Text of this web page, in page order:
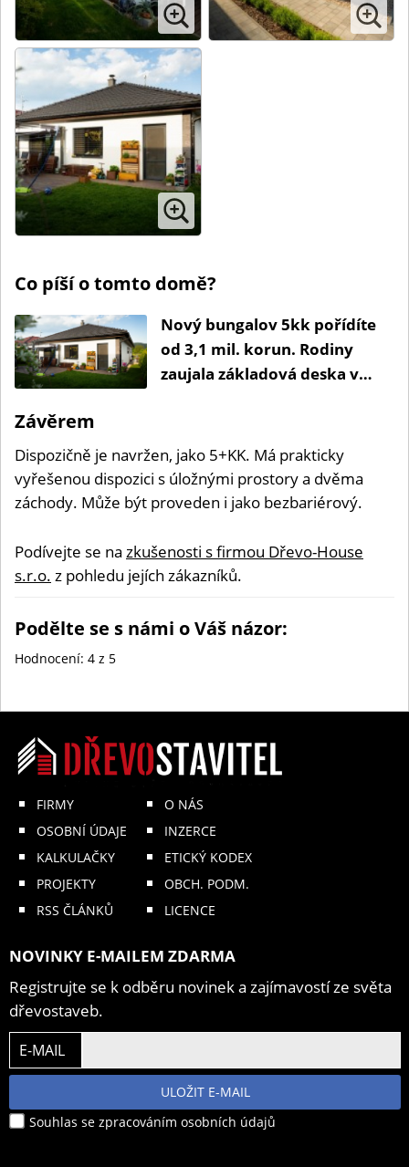
Co píší o tomto domě?
Nový bungalov 5kk pořídíte
od 3,1 mil. korun. Rodiny
zaujala základová deska v
Závěrem
Dispozičně je navržen, jako 5+KK. Má prakticky
vyřešenou dispozici s úložnými prostory a dvěma
záchody. Může být proveden i jako bezbariérový.
Podívejte se na zkušenosti s firmou Dřevo-House
s.r.o. z pohledu jejích zákazníků.
Podělte se s námi o Váš názor:
Hodnocení: 4 z 5
FIRMY
OSOBNÍ ÚDAJE
KALKULAČKY
PROJEKTY
RSS ČLÁNKŮ
O NÁS
INZERCE
ETICKÝ KODEX
OBCH. PODM.
LICENCE
NOVINKY E-MAILEM ZDARMA
Registrujte se k odběru novinek a zajímavostí ze světa
dřevostaveb.
E-MAIL
ULOŽIT E-MAIL
Souhlas se zpracováním osobních údajů